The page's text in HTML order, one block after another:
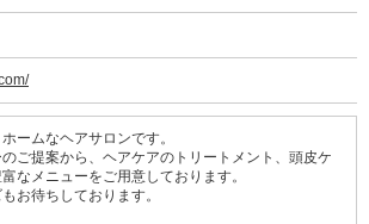
ームなヘアサロンです。
ご提案から、ヘアケアのトリートメント、頭皮ケ
なメニューをご用意しております。
お待ちしております。